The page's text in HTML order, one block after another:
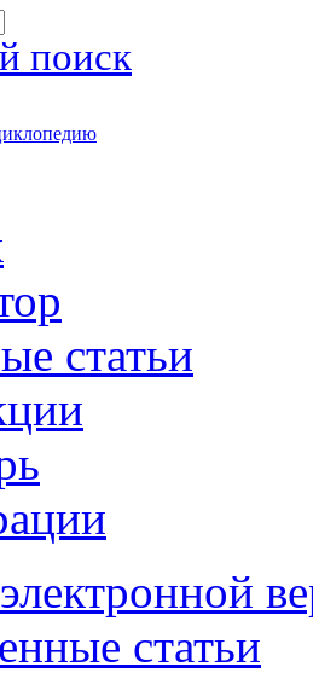
поиск
статьи
статьи